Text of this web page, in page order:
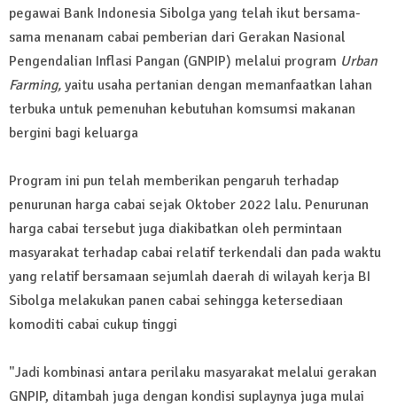
pegawai Bank Indonesia Sibolga yang telah ikut bersama-
sama menanam cabai pemberian dari Gerakan Nasional
Pengendalian Inflasi Pangan (GNPIP) melalui program Urban
Farming, yaitu usaha pertanian dengan memanfaatkan lahan
terbuka untuk pemenuhan kebutuhan komsumsi makanan
bergini bagi keluarga
Program ini pun telah memberikan pengaruh terhadap
penurunan harga cabai sejak Oktober 2022 lalu. Penurunan
harga cabai tersebut juga diakibatkan oleh permintaan
masyarakat terhadap cabai relatif terkendali dan pada waktu
yang relatif bersamaan sejumlah daerah di wilayah kerja BI
Sibolga melakukan panen cabai sehingga ketersediaan
komoditi cabai cukup tinggi
"Jadi kombinasi antara perilaku masyarakat melalui gerakan
GNPIP, ditambah juga dengan kondisi suplaynya juga mulai